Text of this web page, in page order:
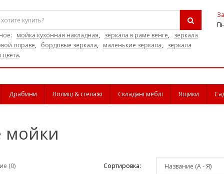
мойка кухонная накладная, зеркала в раме венге, зеркала
оправе, бордовые зеркала, маленькие зеркала, зеркала
цвета.
Драбини Полиці & стелажі Складані меблі Ящики
мойки
(0) Сортировка: